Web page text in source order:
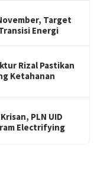
Target
Energi
Rizal Pastikan
Ketahanan
PLN UID
Electrifying